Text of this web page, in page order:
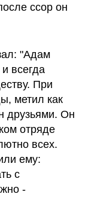
ссор он
"Адам
всегда
При
метил как
друзьями. Он
отряде
всех.
ему:
с
-